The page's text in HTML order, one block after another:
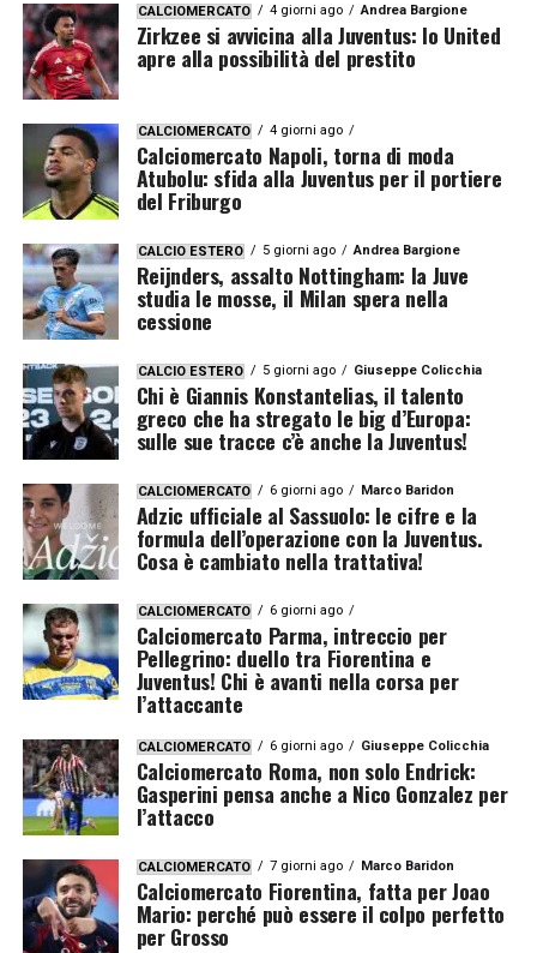
CALCIOMERCATO 4 giorni ago Andrea Bargione
Zirkzee si avvicina alla Juventus: lo United
apre alla possibilità del prestito
CALCIOMERCATO 4 giorni ago
Calciomercato Napoli, torna di moda
Atubolu: sfida alla Juventus per il portiere
del Friburgo
CALCIO ESTERO 5 giorni ago Andrea Bargione
Reijnders, assalto Nottingham: la Juve
studia le mosse, il Milan spera nella
cessione
CALCIO ESTERO 5 giorni ago Giuseppe Colicchia
Chi è Giannis Konstantelias, il talento
greco che ha stregato le big d’Europa:
sulle sue tracce c’è anche la Juventus!
CALCIOMERCATO 6 giorni ago Marco Baridon
Adzic ufficiale al Sassuolo: le cifre e la
formula dell’operazione con la Juventus.
Cosa è cambiato nella trattativa!
CALCIOMERCATO 6 giorni ago
Calciomercato Parma, intreccio per
Pellegrino: duello tra Fiorentina e
Juventus! Chi è avanti nella corsa per
l’attaccante
CALCIOMERCATO 6 giorni ago Giuseppe Colicchia
Calciomercato Roma, non solo Endrick:
Gasperini pensa anche a Nico Gonzalez per
l’attacco
CALCIOMERCATO 7 giorni ago Marco Baridon
Calciomercato Fiorentina, fatta per Joao
Mario: perché può essere il colpo perfetto
per Grosso